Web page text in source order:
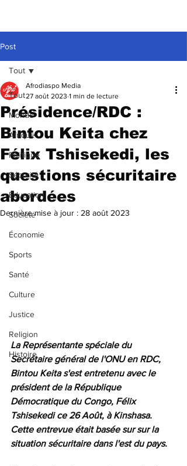
Post
Tout
Monde
Afrique
Politique
Sécurité
Education
Société
Économie
Sports
Santé
Culture
Justice
Religion
Histoire
Tout
Présidence/RDC :
Bintou Keita chez
Félix Tshisekedi, les
questions sécuritaire
abordées
Afrodiaspo Media
27 août 2023 1 min de lecture
Dernière mise à jour : 28 août 2023
La Représentante spéciale du
Secrétaire général de l'ONU en RDC,
Bintou Keita s'est entretenu avec le
président de la République
Démocratique du Congo, Félix
Tshisekedi ce 26 Août, à Kinshasa.
Cette entrevue était basée sur sur la
situation sécuritaire dans l'est du pays.